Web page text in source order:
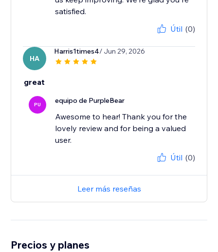
satisfied.
Útil (0)
HA
Harris1times4/ Jun 29, 2026
great
PU equipo de PurpleBear
Awesome to hear! Thank you for the
lovely review and for being a valued
user.
Útil (0)
Leer más reseñas
Precios y planes